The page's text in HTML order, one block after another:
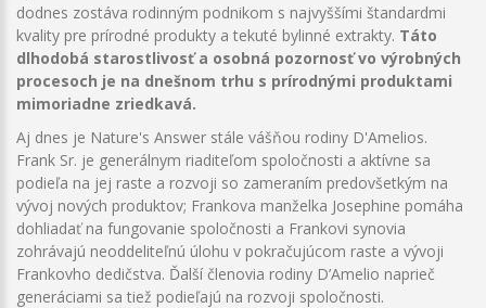
dodnes zostáva rodinným podnikom s najvyššími štandardmi
kvality pre prírodné produkty a tekuté bylinné extrakty. Táto
dlhodobá starostlivosť a osobná pozornosť vo výrobných
procesoch je na dnešnom trhu s prírodnými produktami
mimoriadne zriedkavá.
Aj dnes je Nature's Answer stále vášňou rodiny D'Amelios.
Frank Sr. je generálnym riaditeľom spoločnosti a aktívne sa
podieľa na jej raste a rozvoji so zameraním predovšetkým na
vývoj nových produktov; Frankova manželka Josephine pomáha
dohliadať na fungovanie spoločnosti a Frankovi synovia
zohrávajú neoddeliteľnú úlohu v pokračujúcom raste a vývoji
Frankovho dedičstva. Ďalší členovia rodiny D’Amelio naprieč
generáciami sa tiež podieľajú na rozvoji spoločnosti.